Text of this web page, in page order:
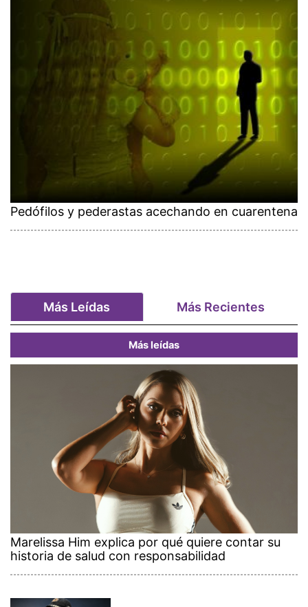
Pedófilos y pederastas acechando en cuarentena
Más Leídas Más Recientes
Más leídas
Marelissa Him explica por qué quiere contar su
historia de salud con responsabilidad